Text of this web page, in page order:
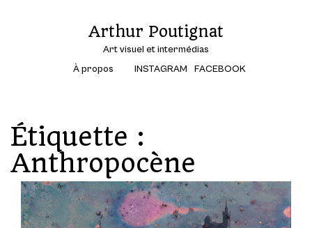
Arthur Poutignat
Art visuel et intermédias
À propos
INSTAGRAM FACEBOOK
Étiquette :
Anthropocène